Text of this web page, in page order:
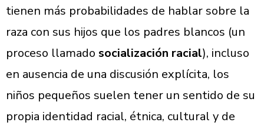
tienen más probabilidades de hablar sobre la
raza con sus hijos que los padres blancos (un
proceso llamado socialización racial), incluso
en ausencia de una discusión explícita, los
niños pequeños suelen tener un sentido de su
propia identidad racial, étnica, cultural y de